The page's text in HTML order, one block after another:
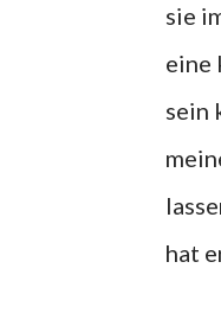
sie
eine
sein
hat